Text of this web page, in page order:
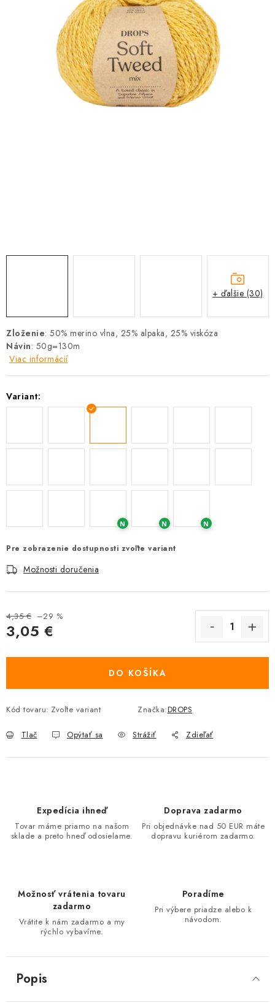
Zloženie: 50% merino vlna, 25% alpaka, 25% viskóza
Návin: 50g=130m
Viac informácií
Variant:
N N N
Pre zobrazenie dostupnosti zvoľte variant
Možnosti doručenia
4,35 € –29 %
3,05 €
DO KOŠÍKA
Kód tovaru: Zvoľte variant Značka:DROPS
Tlač Opýtať sa Strážiť Zdieľať
+ ďalšie (30)
Expedícia ihneď
Tovar máme priamo na našom
sklade a preto hneď odosielame.
Doprava zadarmo
Pri objednávke nad 50 EUR máte
dopravu kuriérom zadarmo.
Možnosť vrátenia tovaru
zadarmo
Vrátite k nám zadarmo a my
rýchlo vybavíme.
Poradíme
Pri výbere priadze alebo k
návodom.
Popis